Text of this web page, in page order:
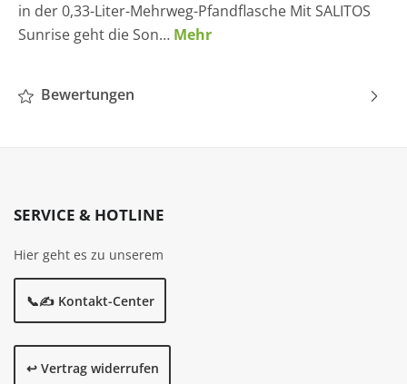
in der 0,33-Liter-Mehrweg-Pfandflasche Mit SALITOS
Sunrise geht die Son… Mehr
Bewertungen
SERVICE & HOTLINE
Hier geht es zu unserem
📞✍️ Kontakt-Center
↩️ Vertrag widerrufen